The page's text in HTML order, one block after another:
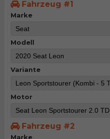
Fahrzeug #1
Marke
Modell
Variante
Motor
Fahrzeug #2
Marke